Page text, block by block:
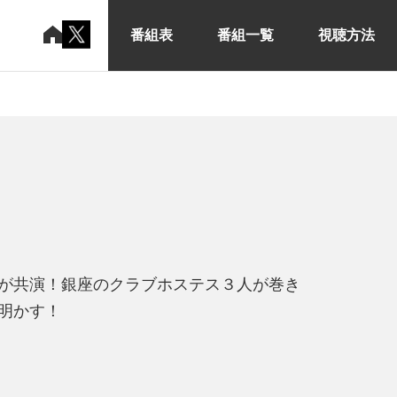
番組表 番組一覧 視聴方法
共演！銀座のクラブホステス３人が巻き
かす！